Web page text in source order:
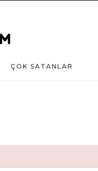
ÇOK SATANLAR